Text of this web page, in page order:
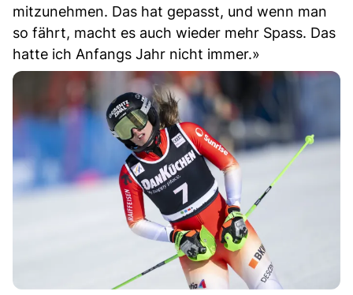
mitzunehmen. Das hat gepasst, und wenn man
so fährt, macht es auch wieder mehr Spass. Das
hatte ich Anfangs Jahr nicht immer.»